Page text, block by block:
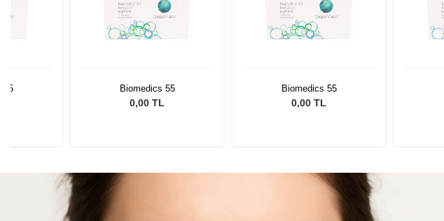
55 Biomedics 55
0,00 TL
Biomedics 55
0,00 TL